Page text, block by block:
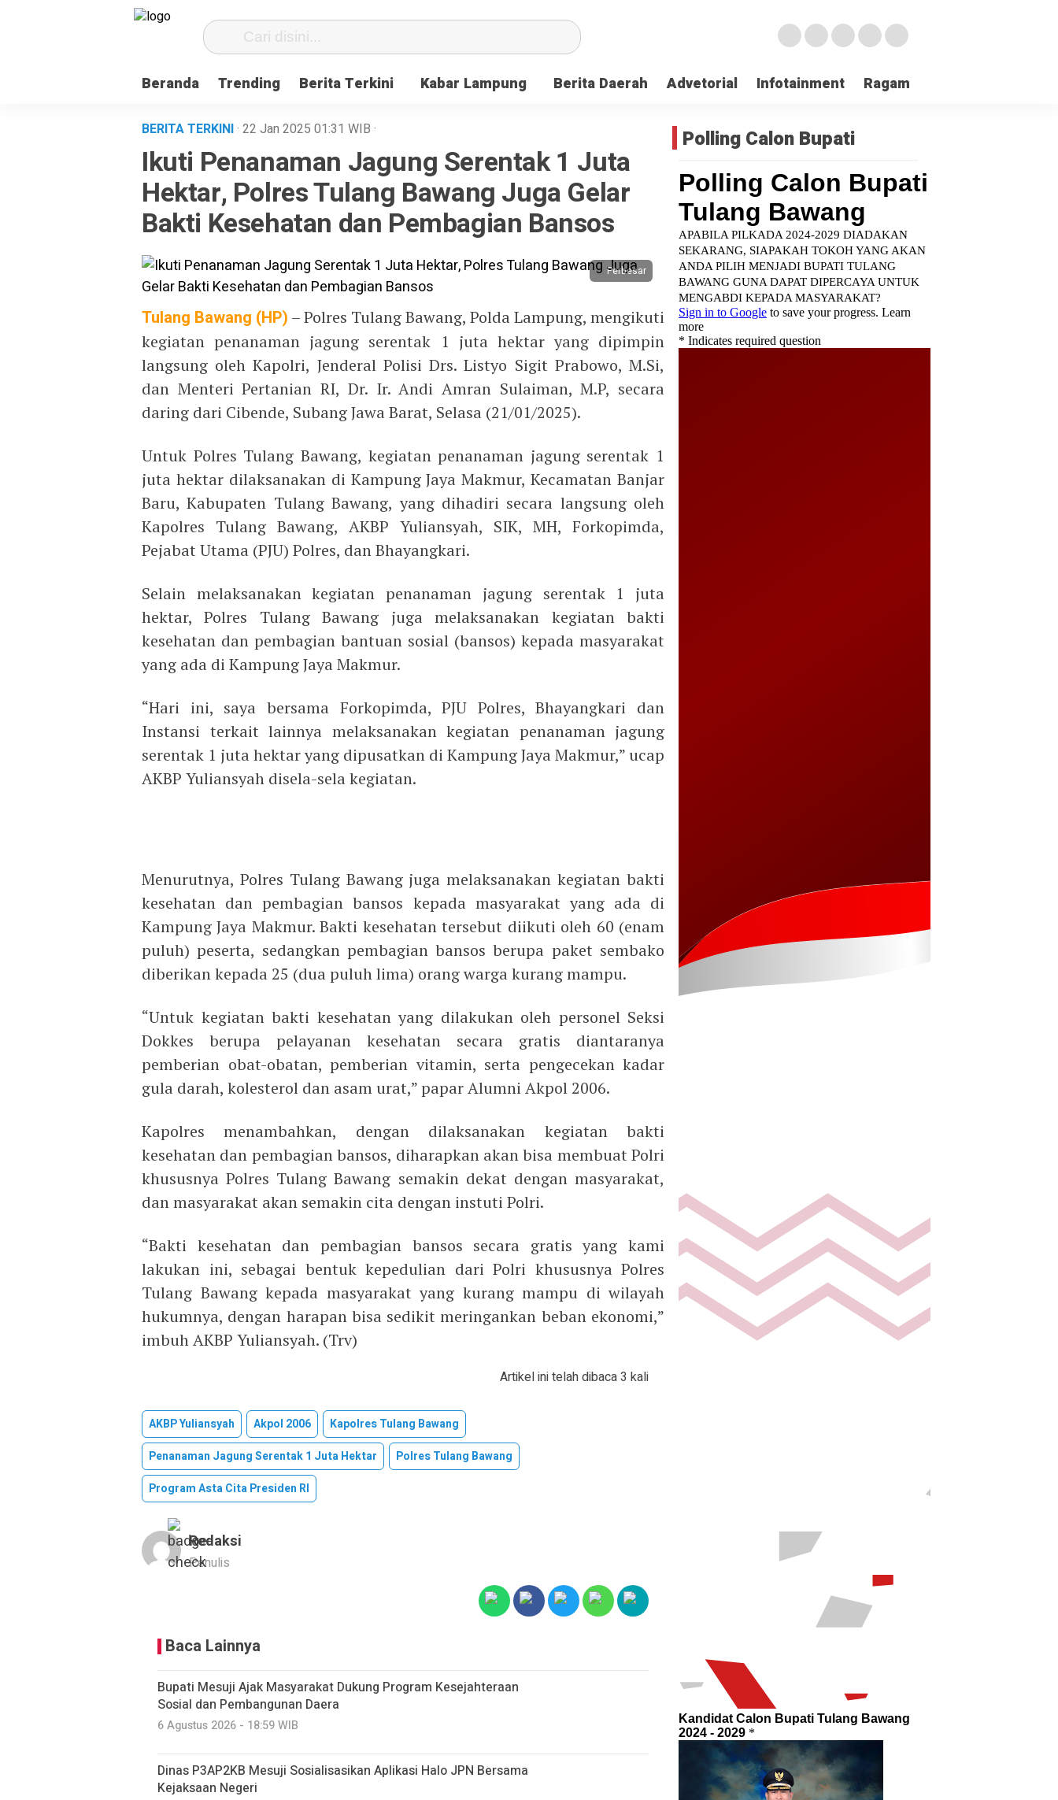
Beranda Trending Berita Terkini Kabar Lampung Berita Daerah Advetorial Infotainment Ragam
BERITA TERKINI· 22 Jan 2025 01:31 WIB ·
Ikuti Penanaman Jagung Serentak 1 Juta
Hektar, Polres Tulang Bawang Juga Gelar
Bakti Kesehatan dan Pembagian Bansos
Perbesar
Tulang Bawang (HP) – Polres Tulang Bawang, Polda Lampung, mengikuti
kegiatan penanaman jagung serentak 1 juta hektar yang dipimpin
langsung oleh Kapolri, Jenderal Polisi Drs. Listyo Sigit Prabowo, M.Si,
dan Menteri Pertanian RI, Dr. Ir. Andi Amran Sulaiman, M.P, secara
daring dari Cibende, Subang Jawa Barat, Selasa (21/01/2025).
Untuk Polres Tulang Bawang, kegiatan penanaman jagung serentak 1
juta hektar dilaksanakan di Kampung Jaya Makmur, Kecamatan Banjar
Baru, Kabupaten Tulang Bawang, yang dihadiri secara langsung oleh
Kapolres Tulang Bawang, AKBP Yuliansyah, SIK, MH, Forkopimda,
Pejabat Utama (PJU) Polres, dan Bhayangkari.
Selain melaksanakan kegiatan penanaman jagung serentak 1 juta
hektar, Polres Tulang Bawang juga melaksanakan kegiatan bakti
kesehatan dan pembagian bantuan sosial (bansos) kepada masyarakat
yang ada di Kampung Jaya Makmur.
“Hari ini, saya bersama Forkopimda, PJU Polres, Bhayangkari dan
Instansi terkait lainnya melaksanakan kegiatan penanaman jagung
serentak 1 juta hektar yang dipusatkan di Kampung Jaya Makmur,” ucap
AKBP Yuliansyah disela-sela kegiatan.
Menurutnya, Polres Tulang Bawang juga melaksanakan kegiatan bakti
kesehatan dan pembagian bansos kepada masyarakat yang ada di
Kampung Jaya Makmur. Bakti kesehatan tersebut diikuti oleh 60 (enam
puluh) peserta, sedangkan pembagian bansos berupa paket sembako
diberikan kepada 25 (dua puluh lima) orang warga kurang mampu.
“Untuk kegiatan bakti kesehatan yang dilakukan oleh personel Seksi
Dokkes berupa pelayanan kesehatan secara gratis diantaranya
pemberian obat-obatan, pemberian vitamin, serta pengecekan kadar
gula darah, kolesterol dan asam urat,” papar Alumni Akpol 2006.
Kapolres menambahkan, dengan dilaksanakan kegiatan bakti
kesehatan dan pembagian bansos, diharapkan akan bisa membuat Polri
khususnya Polres Tulang Bawang semakin dekat dengan masyarakat,
dan masyarakat akan semakin cita dengan instuti Polri.
“Bakti kesehatan dan pembagian bansos secara gratis yang kami
lakukan ini, sebagai bentuk kepedulian dari Polri khususnya Polres
Tulang Bawang kepada masyarakat yang kurang mampu di wilayah
hukumnya, dengan harapan bisa sedikit meringankan beban ekonomi,”
imbuh AKBP Yuliansyah. (Trv)
Artikel ini telah dibaca 3 kali
AKBP Yuliansyah Akpol 2006
Kapolres Tulang Bawang
Penanaman Jagung Serentak 1 Juta Hektar
Polres Tulang Bawang
Program Asta Cita Presiden RI
Redaksi
Penulis
Baca Lainnya
Bupati Mesuji Ajak Masyarakat Dukung Program Kesejahteraan
Sosial dan Pembangunan Daera
6 Agustus 2026 - 18:59 WIB
Dinas P3AP2KB Mesuji Sosialisasikan Aplikasi Halo JPN Bersama
Kejaksaan Negeri
Polling Calon Bupati